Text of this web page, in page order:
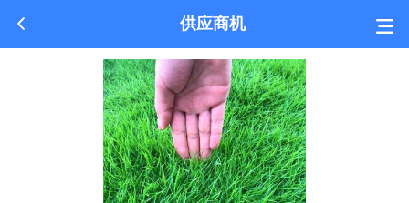
供应商机